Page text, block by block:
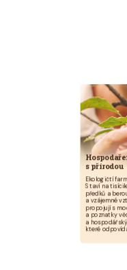
s přírodou
Ekologičtí
Staví na
předků a
a vzájemné
propojují s
a poznatky
a
které